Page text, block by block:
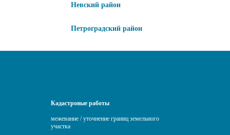
Невский район
Петроградский район
Кадастровые работы
межевание / уточнение границ земельного
участка